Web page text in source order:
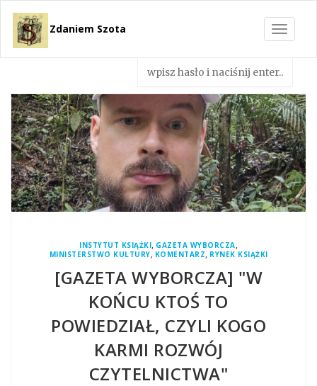
Toggle
Zdaniem Szota
INSTYTUT KSIĄŻKI, GAZETA WYBORCZA,
MINISTERSTWO KULTURY, KOMENTARZ, RYNEK KSIĄŻKI
[GAZETA WYBORCZA] "W
KOŃCU KTOŚ TO
POWIEDZIAŁ, CZYLI KOGO
KARMI ROZWÓJ
CZYTELNICTWA"